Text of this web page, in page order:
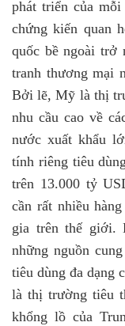
phát triển của
chứng kiến quan
quốc bề ngoài trở
tranh thương mại
Bởi lẽ, Mỹ là thị
nhu cầu cao về
nước xuất khẩu
tính riêng tiêu
trên 13.000 tỷ
cần rất nhiều
gia trên thế giới.
những nguồn
tiêu dùng đa dạng
là thị trường tiêu
khổng lồ của